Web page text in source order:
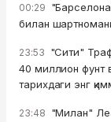
00:29
билан
23:53 "Сити"
40 миллион фунт
тарихдаги энг
23:48 "Милан"